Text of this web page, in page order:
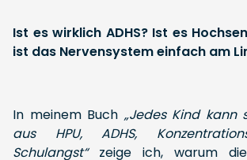
Ist es wirklich ADHS? Ist es
ist das Nervensystem einfach am
In meinem Buch „Jedes Kind kann
aus HPU, ADHS,
Schulangst“zeige ich, warum